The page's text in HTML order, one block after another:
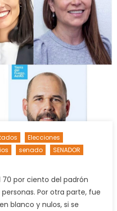
Elecciones
senado
SENADOR
70 por ciento del padrón
personas. Por otra parte, fue
blanco y nulos, si se